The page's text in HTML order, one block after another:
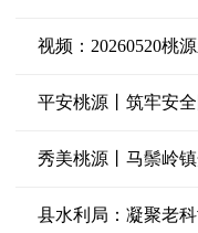
视频：20260520桃
秀美桃源丨马鬃岭
县水利局：凝聚老